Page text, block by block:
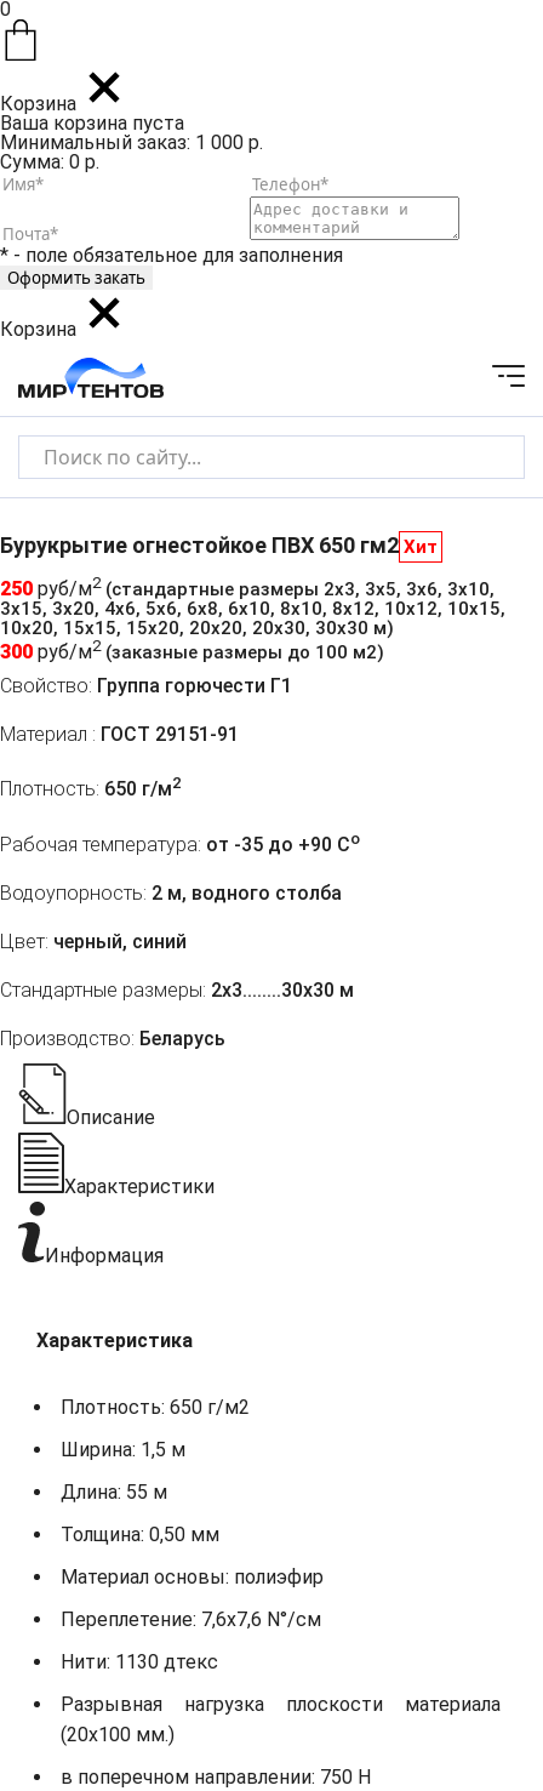
0
Корзина
Ваша корзина пуста
Минимальный заказ: 1 000 р.
Сумма: 0 р.
* - поле обязательное для заполнения
Корзина
Бурукрытие огнестойкое ПВХ 650 гм2 Хит
250 руб/м2 (стандартные размеры 2х3, 3х5, 3х6, 3х10,
3х15, 3х20, 4х6, 5х6, 6х8, 6х10, 8х10, 8х12, 10х12, 10х15,
10х20, 15х15, 15х20, 20х20, 20х30, 30х30 м)
300 руб/м2 (заказные размеры до 100 м2)
Свойство: Группа горючести Г1
Материал : ГОСТ 29151-91
Плотность: 650 г/м2
Рабочая температура: от -35 до +90 Co
Водоупорность: 2 м, водного столба
Цвет: черный, синий
Стандартные размеры: 2х3........30х30 м
Производство: Беларусь
Описание
Характеристики
Информация
Характеристика
Плотность: 650 г/м2
Ширина: 1,5 м
Длина: 55 м
Толщина: 0,50 мм
Материал основы: полиэфир
Переплетение: 7,6х7,6 N°/см
Нити: 1130 дтекс
Разрывная нагрузка плоскости материала
(20х100 мм.)
в поперечном направлении: 750 Н